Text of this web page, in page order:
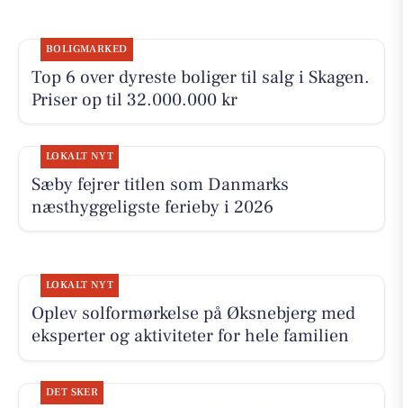
BOLIGMARKED
Top 6 over dyreste boliger til salg i Skagen.
Priser op til 32.000.000 kr
LOKALT NYT
Sæby fejrer titlen som Danmarks
næsthyggeligste ferieby i 2026
LOKALT NYT
Oplev solformørkelse på Øksnebjerg med
eksperter og aktiviteter for hele familien
DET SKER